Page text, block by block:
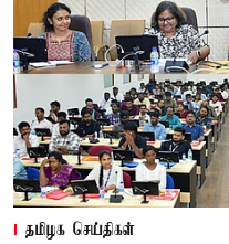
தமிழக செய்திகள்